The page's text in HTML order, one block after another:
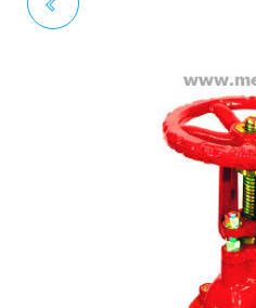
UL/FM AWWA 300# AGUA - 5"